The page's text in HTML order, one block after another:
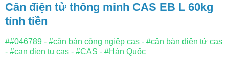
Cân điện tử thông minh CAS EB L 60kg
tính tiền
##046789 - #cân bàn công ngiệp cas - #cân bàn điện tử cas
- #can dien tu cas - #CAS - #Hàn Quốc